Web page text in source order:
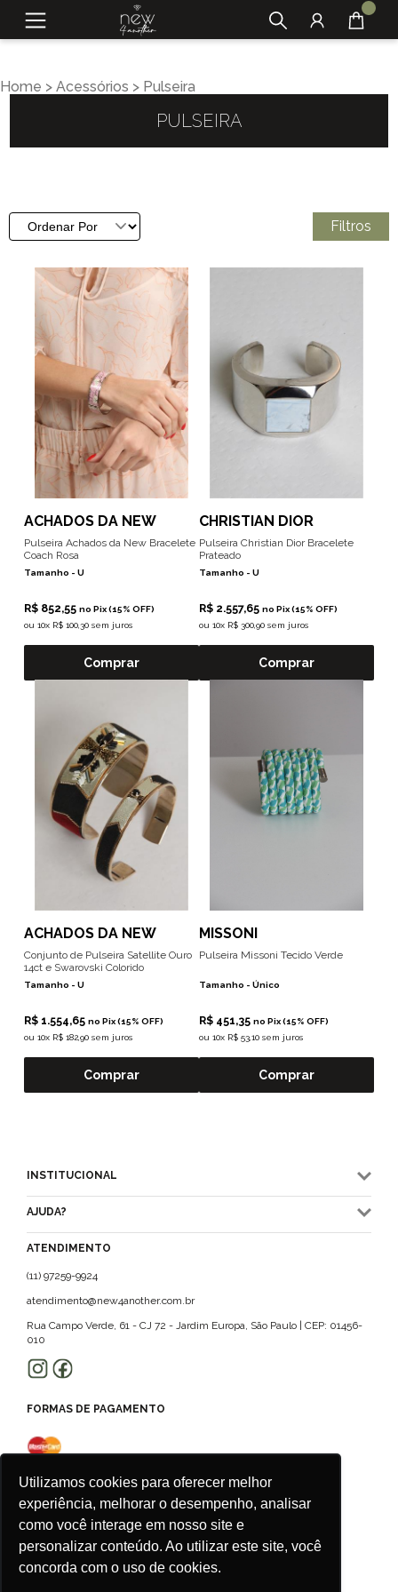
Utilizamos cookies para oferecer melhor
experiência, melhorar o desempenho, analisar
como você interage em nosso site e
personalizar conteúdo. Ao utilizar este site, você
concorda com o uso de cookies.
Home > Acessórios > Pulseira
PULSEIRA
Filtros
ACHADOS DA NEW
Pulseira Achados da New Bracelete
Coach Rosa
Tamanho - U
R$ 852,55 no Pix (15% OFF)
ou 10x R$ 100,30 sem juros
Comprar
CHRISTIAN DIOR
Pulseira Christian Dior Bracelete
Prateado
Tamanho - U
R$ 2.557,65 no Pix (15% OFF)
ou 10x R$ 300,90 sem juros
Comprar
ACHADOS DA NEW
Conjunto de Pulseira Satellite Ouro
14ct e Swarovski Colorido
Tamanho - U
R$ 1.554,65 no Pix (15% OFF)
ou 10x R$ 182,90 sem juros
Comprar
MISSONI
Pulseira Missoni Tecido Verde
Tamanho - Único
R$ 451,35 no Pix (15% OFF)
ou 10x R$ 53,10 sem juros
Comprar
INSTITUCIONAL
AJUDA?
ATENDIMENTO
(11) 97259-9924
atendimento@new4another.com.br
Rua Campo Verde, 61 - CJ 72 - Jardim Europa, São Paulo | CEP: 01456-
010
FORMAS DE PAGAMENTO